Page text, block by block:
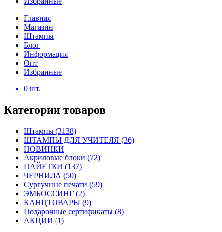
Главная
Магазин
Штампы
Блог
Информация
Опт
Избранные
0 шт.
Категории товаров
Штампы (3138)
ШТАМПЫ ДЛЯ УЧИТЕЛЯ (36)
НОВИНКИ
Акриловые блоки (72)
ПАЙЕТКИ (137)
ЧЕРНИЛА (50)
Сургучные печати (59)
ЭМБОССИНГ (2)
КАНЦТОВАРЫ (9)
Подарочные сертификаты (8)
АКЦИИ (1)